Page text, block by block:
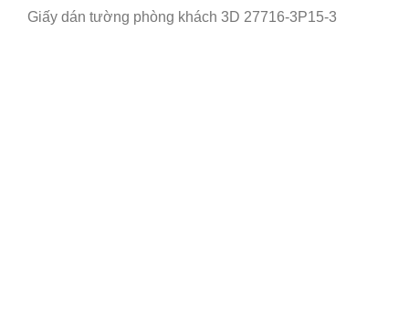
Giấy dán tường phòng khách 3D 27716-3P15-3